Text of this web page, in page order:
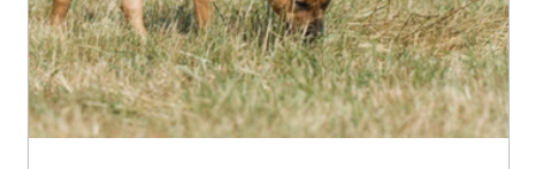
Intelligenz erstellt und von Fachexperten geprüft sowie
überarbeitet. Eine detaillierte Beschreibung, wie wir KI im
Unternehmen einsetzen, finden Sie in unserenKI-
Prinzipien.